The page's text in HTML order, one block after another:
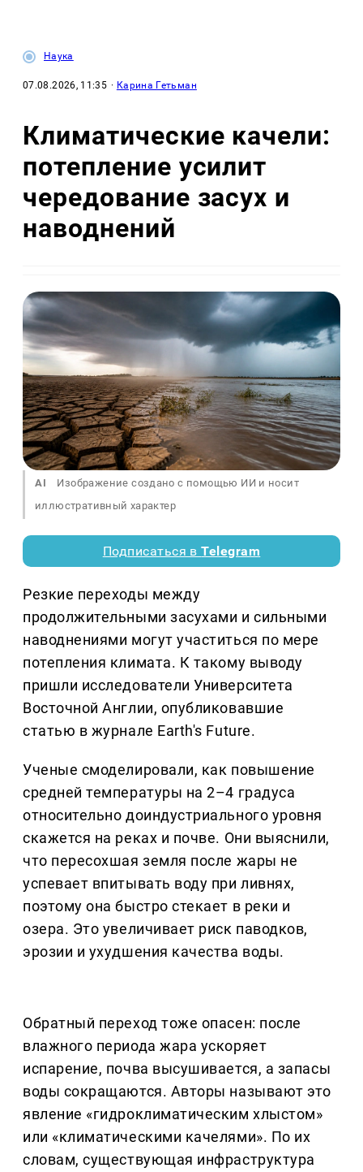
Наука
07.08.2026, 11:35 · Карина Гетьман
Климатические качели:
потепление усилит
чередование засух и
наводнений
AI
Изображение создано с помощью ИИ и носит
иллюстративный характер
Подписаться вTelegram
Резкие переходы между
продолжительными засухами и сильными
наводнениями могут участиться по мере
потепления климата. К такому выводу
пришли исследователи Университета
Восточной Англии, опубликовавшие
статью в журнале Earth's Future.
Ученые смоделировали, как повышение
средней температуры на 2–4 градуса
относительно доиндустриального уровня
скажется на реках и почве. Они выяснили,
что пересохшая земля после жары не
успевает впитывать воду при ливнях,
поэтому она быстро стекает в реки и
озера. Это увеличивает риск паводков,
эрозии и ухудшения качества воды.
Обратный переход тоже опасен: после
влажного периода жара ускоряет
испарение, почва высушивается, а запасы
воды сокращаются. Авторы называют это
явление «гидроклиматическим хлыстом»
или «климатическими качелями». По их
словам, существующая инфраструктура